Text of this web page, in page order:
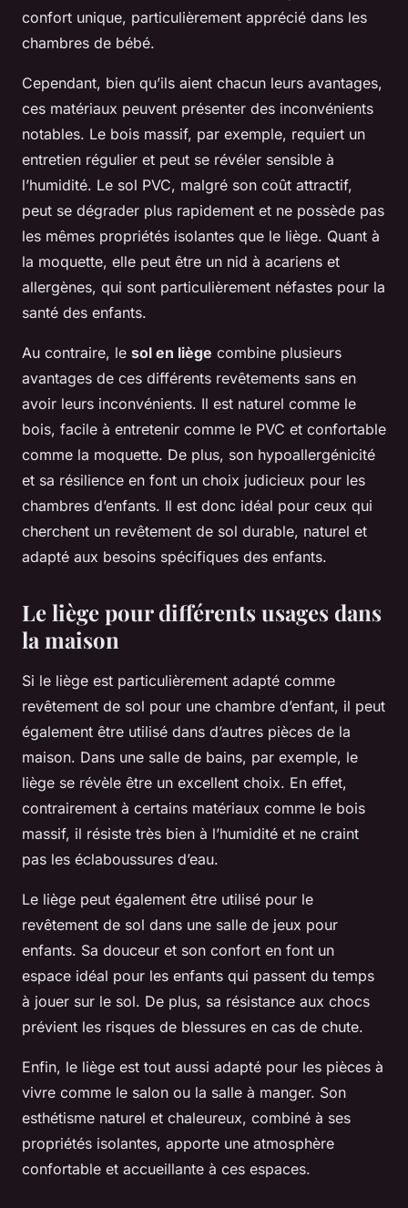
confort unique, particulièrement apprécié dans les
chambres de bébé.
Cependant, bien qu’ils aient chacun leurs avantages,
ces matériaux peuvent présenter des inconvénients
notables. Le bois massif, par exemple, requiert un
entretien régulier et peut se révéler sensible à
l’humidité. Le sol PVC, malgré son coût attractif,
peut se dégrader plus rapidement et ne possède pas
les mêmes propriétés isolantes que le liège. Quant à
la moquette, elle peut être un nid à acariens et
allergènes, qui sont particulièrement néfastes pour la
santé des enfants.
Au contraire, le sol en liège combine plusieurs
avantages de ces différents revêtements sans en
avoir leurs inconvénients. Il est naturel comme le
bois, facile à entretenir comme le PVC et confortable
comme la moquette. De plus, son hypoallergénicité
et sa résilience en font un choix judicieux pour les
chambres d’enfants. Il est donc idéal pour ceux qui
cherchent un revêtement de sol durable, naturel et
adapté aux besoins spécifiques des enfants.
Le liège pour différents usages dans
la maison
Si le liège est particulièrement adapté comme
revêtement de sol pour une chambre d’enfant, il peut
également être utilisé dans d’autres pièces de la
maison. Dans une salle de bains, par exemple, le
liège se révèle être un excellent choix. En effet,
contrairement à certains matériaux comme le bois
massif, il résiste très bien à l’humidité et ne craint
pas les éclaboussures d’eau.
Le liège peut également être utilisé pour le
revêtement de sol dans une salle de jeux pour
enfants. Sa douceur et son confort en font un
espace idéal pour les enfants qui passent du temps
à jouer sur le sol. De plus, sa résistance aux chocs
prévient les risques de blessures en cas de chute.
Enfin, le liège est tout aussi adapté pour les pièces à
vivre comme le salon ou la salle à manger. Son
esthétisme naturel et chaleureux, combiné à ses
propriétés isolantes, apporte une atmosphère
confortable et accueillante à ces espaces.